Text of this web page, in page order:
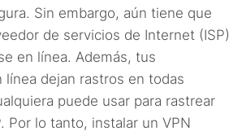
Sin embargo, aún tiene que
de servicios de Internet (ISP)
en línea. Además, tus
línea dejan rastros en todas
puede usar para rastrear
Por lo tanto, instalar un VPN